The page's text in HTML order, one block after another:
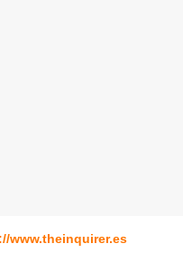
www.theinquirer.es